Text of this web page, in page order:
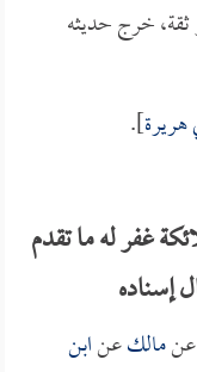
خرج حديثه
هريرة].
غفر له ما تقدم
إسناده
عنمالكعنابن